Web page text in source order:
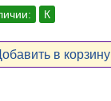
К
в корзину